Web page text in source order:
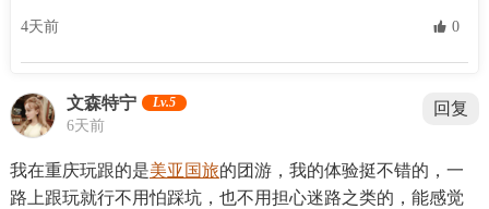
4天前  0
文森特宁 Lv.5
6天前
回复
我在重庆玩跟的是美亚国旅的团游，我的体验挺不错的，一
路上跟玩就行不用怕踩坑，也不用担心迷路之类的，能感觉